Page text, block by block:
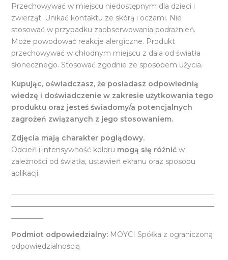
Przechowywać w miejscu niedostępnym dla dzieci i
zwierząt. Unikać kontaktu ze skórą i oczami. Nie
stosować w przypadku zaobserwowania podrażnień.
Może powodować reakcje alergiczne. Produkt
przechowywać w chłodnym miejscu z dala od światła
słonecznego. Stosować zgodnie ze sposobem użycia.
Kupując, oświadczasz, że posiadasz odpowiednią
wiedzę i doświadczenie w zakresie użytkowania tego
produktu oraz jesteś świadomy/a potencjalnych
zagrożeń związanych z jego stosowaniem.
Zdjęcia mają charakter poglądowy.
Odcień i intensywność koloru mogą się różnićw
zależności od światła, ustawień ekranu oraz sposobu
aplikacji.
Podmiot odpowiedzialny:MOYCI Spółka z ograniczoną
odpowiedzialnością